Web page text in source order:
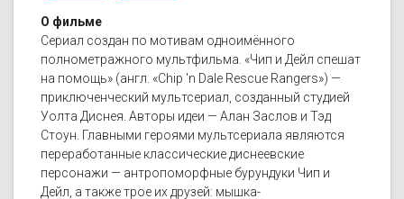
О фильме
Сериал создан по мотивам одноимённого
полнометражного мультфильма. «Чип и Дейл спешат
на помощь» (англ. «Chip 'n Dale Rescue Rangers») —
приключенческий мультсериал, созданный студией
Уолта Диснея. Авторы идеи — Алан Заслов и Тэд
Стоун. Главными героями мультсериала являются
переработанные классические диснеевские
персонажи — антропоморфные бурундуки Чип и
Дейл, а также трое их друзей: мышка-